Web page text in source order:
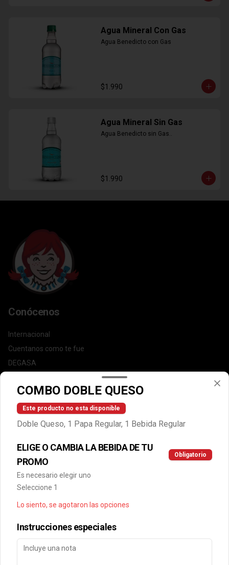
Agua Mineral Con Gas
Agua Benedicto con Gas
$1.990
Agua Mineral Sin Gas
Agua Benedicto sin Gas..
$1.990
Conócenos
Internacional
Cuentanos como te fue
DEGASA
Escríbenos por WhatsApp: +56950183243
serviciocliente@wendys.cl
Locales
Política de privacidad
Redes sociales
Facebook
Mi cuenta
COMBO DOBLE QUESO
Este producto no esta disponible
Doble Queso, 1 Papa Regular, 1 Bebida Regular
ELIGE O CAMBIA LA BEBIDA DE TU
PROMO
Obligatorio
Es necesario elegir uno
Seleccione 1
Lo siento, se agotaron las opciones
Instrucciones especiales